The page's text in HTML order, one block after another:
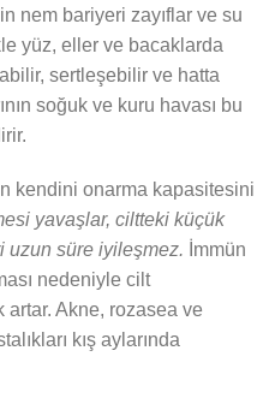
nem bariyeri zayıflar ve su
yüz, eller ve bacaklarda
sertleşebilir ve hatta
soğuk ve kuru havası bu
kendini onarma kapasitesini
yavaşlar, ciltteki küçük
uzun süre iyileşmez. İmmün
nedeniyle cilt
artar. Akne, rozasea ve
kış aylarında